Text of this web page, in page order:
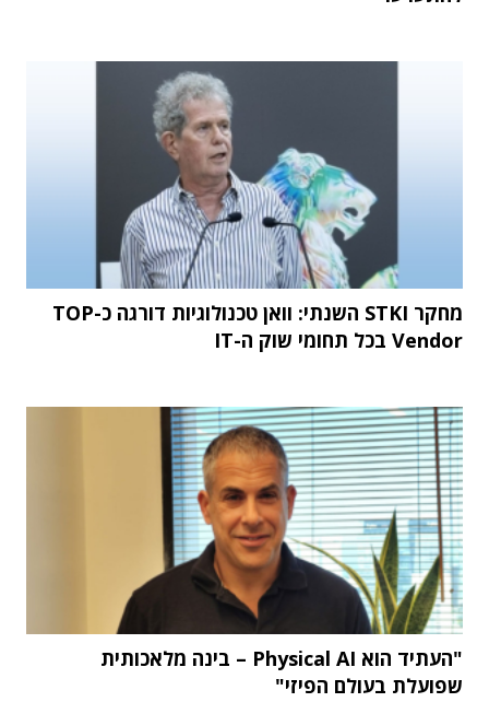
מחקר STKI השנתי: וואן טכנולוגיות דורגה כ-TOP
Vendor בכל תחומי שוק ה-IT
"העתיד הוא Physical AI – בינה מלאכותית
שפועלת בעולם הפיזי"